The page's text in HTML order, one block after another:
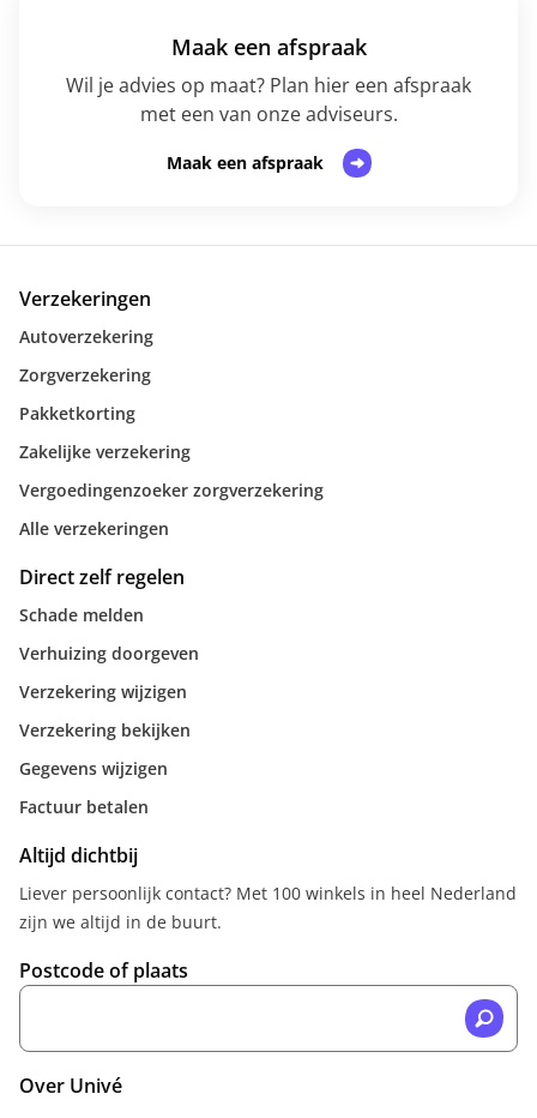
Maak een afspraak
Wil je advies op maat? Plan hier een afspraak
met een van onze adviseurs.
Maak een afspraak
Verzekeringen
Autoverzekering
Zorgverzekering
Pakketkorting
Zakelijke verzekering
Vergoedingenzoeker zorgverzekering
Alle verzekeringen
Direct zelf regelen
Schade melden
Verhuizing doorgeven
Verzekering wijzigen
Verzekering bekijken
Gegevens wijzigen
Factuur betalen
Altijd dichtbij
Liever persoonlijk contact? Met 100 winkels in heel Nederland
zijn we altijd in de buurt.
Postcode of plaats
Over Univé